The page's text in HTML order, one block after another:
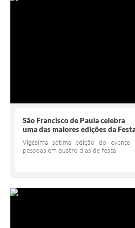
São Francisco de Paula celebra
uma das maiores edições da
Vigésima sétima edição do evento
pessoas em quatro dias de festa